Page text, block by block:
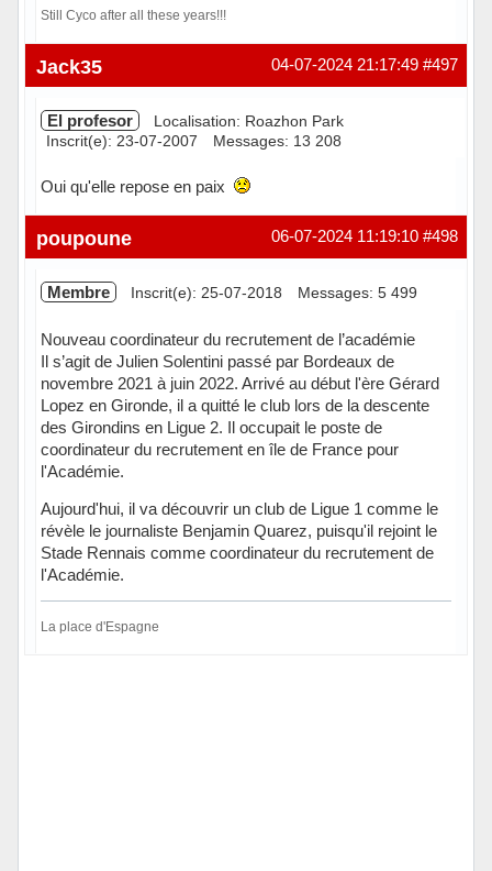
Still Cyco after all these years!!!
Hors ligne #497
04-07-2024 21:17:49
Jack35
El profesor
Localisation: Roazhon Park
Inscrit(e): 23-07-2007
Messages: 13 208
Oui qu'elle repose en paix
Hors ligne #498
06-07-2024 11:19:10
poupoune
Membre Inscrit(e): 25-07-2018 Messages: 5 499
Nouveau coordinateur du recrutement de l’académie
Il s’agit de Julien Solentini passé par Bordeaux de
novembre 2021 à juin 2022. Arrivé au début l'ère Gérard
Lopez en Gironde, il a quitté le club lors de la descente
des Girondins en Ligue 2. Il occupait le poste de
coordinateur du recrutement en île de France pour
l'Académie.
Aujourd'hui, il va découvrir un club de Ligue 1 comme le
révèle le journaliste Benjamin Quarez, puisqu'il rejoint le
Stade Rennais comme coordinateur du recrutement de
l'Académie.
La place d'Espagne